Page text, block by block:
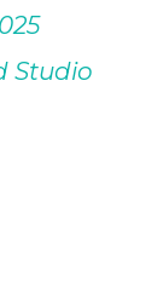
Studio